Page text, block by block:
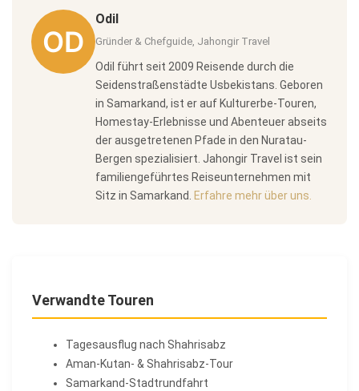
Odil
Gründer & Chefguide, Jahongir Travel
Odil führt seit 2009 Reisende durch die
Seidenstraßenstädte Usbekistans. Geboren
in Samarkand, ist er auf Kulturerbe-Touren,
Homestay-Erlebnisse und Abenteuer abseits
der ausgetretenen Pfade in den Nuratau-
Bergen spezialisiert. Jahongir Travel ist sein
familiengeführtes Reiseunternehmen mit
Sitz in Samarkand.
Erfahre mehr über uns.
Verwandte Touren
Tagesausflug nach Shahrisabz
Aman-Kutan- & Shahrisabz-Tour
Samarkand-Stadtrundfahrt